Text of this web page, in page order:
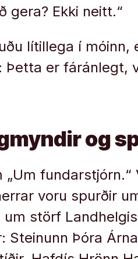
gera? Ekki neitt.“
lítillega í móinn,
er fáránlegt,
og
fundarstjórn.“
voru spurðir
störf
Steinunn Þóra